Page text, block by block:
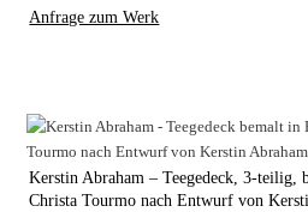
Anfrage zum Werk
Kerstin Abraham – Teegedeck, 3-teilig,
Christa Tourmo nach Entwurf von